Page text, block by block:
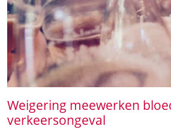
Weigering meewerken
verkeersongeval